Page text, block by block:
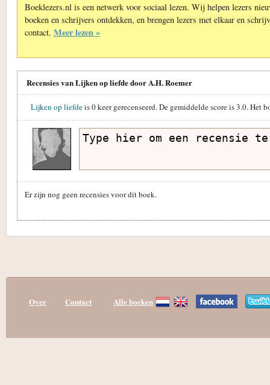
Boeklezers.nl is een netwerk voor sociaal lezen. Wij helpen lezers
boeken en schrijvers ontdekken, en brengen lezers met elkaar en
contact. Meer lezen »
Recensies van Lijken op liefde door A.H. Roemer
Lijken op liefdeis0keer gerecenseerd. De gemiddelde score is3.0. Het
Er zijn nog geen recensies voor dit boek.
Over Contact Alle boeken